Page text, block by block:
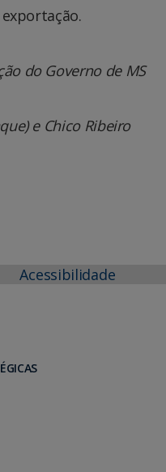
do Governo de MS
e Chico Ribeiro
Acessibilidade